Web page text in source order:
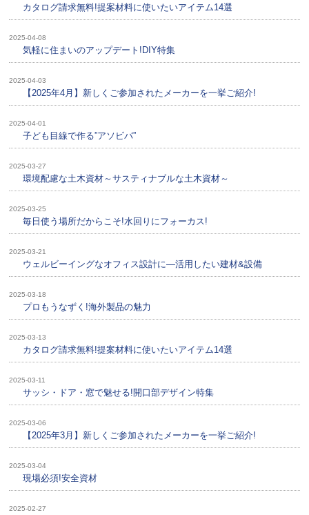
カタログ請求無料!提案材料に使いたいアイテム14選
2025-04-08
気軽に住まいのアップデート!DIY特集
2025-04-03
【2025年4月】新しくご参加されたメーカーを一挙ご紹介!
2025-04-01
子ども目線で作る”アソビバ”
2025-03-27
環境配慮な土木資材～サスティナブルな土木資材～
2025-03-25
毎日使う場所だからこそ!水回りにフォーカス!
2025-03-21
ウェルビーイングなオフィス設計に—活用したい建材&設備
2025-03-18
プロもうなずく!海外製品の魅力
2025-03-13
カタログ請求無料!提案材料に使いたいアイテム14選
2025-03-11
サッシ・ドア・窓で魅せる!開口部デザイン特集
2025-03-06
【2025年3月】新しくご参加されたメーカーを一挙ご紹介!
2025-03-04
現場必須!安全資材
2025-02-27